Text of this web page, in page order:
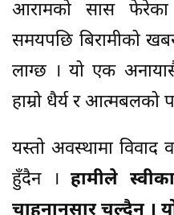
आरामको सास फेरेका
समयपछि बिरामीको
लाग्छ । यो एक
हाम्रो धैर्य र आत्मबलको
यस्तो अवस्थामा विवाद
हुँदैन ।हामीले
चाहनानुसार चल्दैन ।